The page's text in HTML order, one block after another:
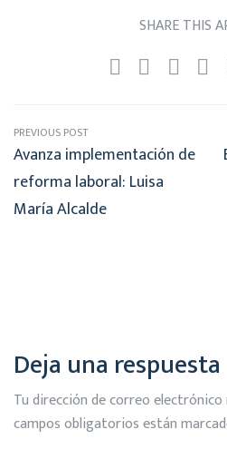
SHARE THIS
PREVIOUS POST
Avanza implementación de
reforma laboral: Luisa
María Alcalde
Deja una respuesta
Tu dirección de correo electrónico
campos obligatorios están